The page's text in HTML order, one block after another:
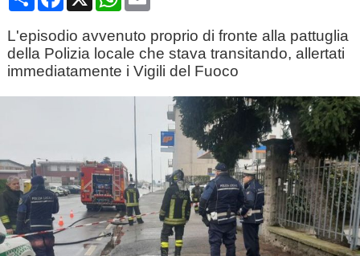
L'episodio avvenuto proprio di fronte alla pattuglia
della Polizia locale che stava transitando, allertati
immediatamente i Vigili del Fuoco